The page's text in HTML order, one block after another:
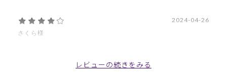
さくら様
2024-04-26
満足しています
レビューの続きをみる